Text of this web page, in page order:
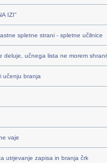
IZI"
spletne strani - spletne učilnice
deluje, učnega lista ne morem
učenju branja
vaje
utrjevanje zapisa in branja črk